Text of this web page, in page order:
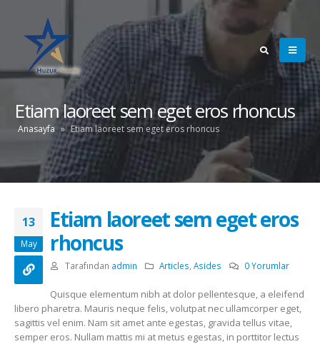
Etiam laoreet sem eget eros rhoncus
Anasayfa » Etiam laoreet sem eget eros rhoncus
13
May
Etiam laoreet sem eget eros
rhoncus
Tarafından admin Articles ,Asides 0 Yorumlar
Quisque elementum nibh at dolor pellentesque, a eleifend
libero pharetra. Mauris neque felis, volutpat nec ullamcorper eget,
sagittis vel enim. Nam sit amet ante egestas, gravida tellus vitae,
semper eros. Nullam mattis mi at metus egestas, in porttitor lectus